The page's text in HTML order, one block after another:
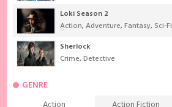
Loki Season 2
Action,Adventure,Fantasy, Sci-Fi
Sherlock
Crime,Detective
GENRE